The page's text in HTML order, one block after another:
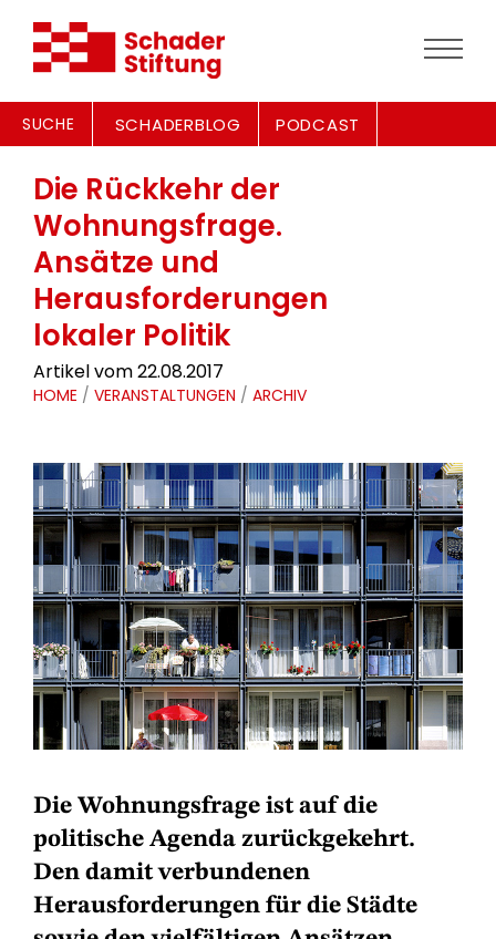
SUCHE SCHADERBLOG PODCAST
Die Rückkehr der
Wohnungsfrage.
Ansätze und
Herausforderungen
lokaler Politik
Artikel vom 22.08.2017
HOME / VERANSTALTUNGEN / ARCHIV
Die Wohnungsfrage ist auf die
politische Agenda zurückgekehrt.
Den damit verbundenen
Herausforderungen für die Städte